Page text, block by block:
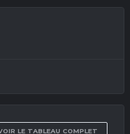
LE TABLEAU COMPLET